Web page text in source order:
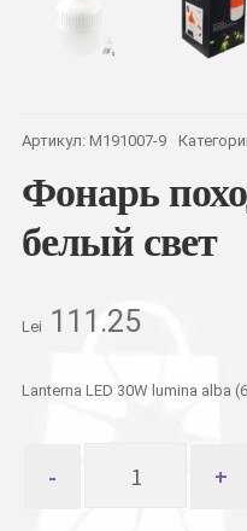
Артикул: M191007-9
Фонарь
белый свет
Lei 111.25
Lanterna LED 30W lumina alba
товара